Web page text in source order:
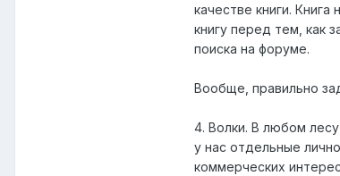
качестве книги.
книгу перед тем, как
поиска на форуме.
Вообще, правильно
4. Волки. В любом
у нас отдельные
коммерческих